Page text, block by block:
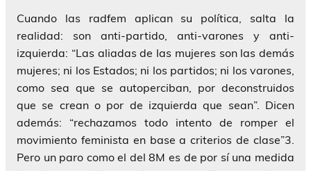
Cuando las radfem aplican su política, salta la
realidad: son anti-partido, anti-varones y anti-
izquierda: “Las aliadas de las mujeres son las demás
mujeres; ni los Estados; ni los partidos; ni los varones,
como sea que se autoperciban, por deconstruidos
que se crean o por de izquierda que sean”. Dicen
además: “rechazamos todo intento de romper el
movimiento feminista en base a criterios de clase”3.
Pero un paro como el del 8M es de por sí una medida